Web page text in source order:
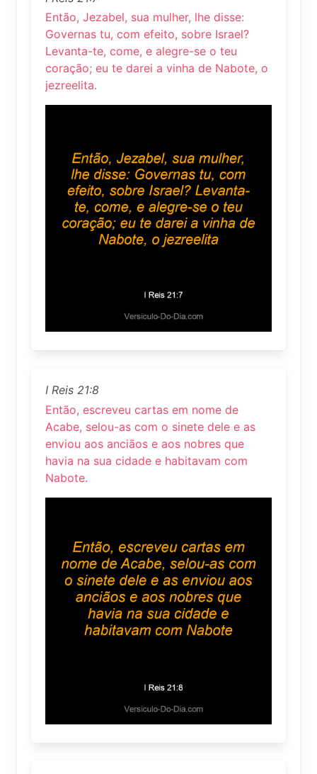
Então, Jezabel, sua mulher, lhe disse:
Governas tu, com efeito, sobre Israel?
Levanta-te, come, e alegre-se o teu
coração; eu te darei a vinha de Nabote, o
jezreelita.
I Reis 21:8
Então, escreveu cartas em nome de
Acabe, selou-as com o sinete dele e as
enviou aos anciãos e aos nobres que
havia na sua cidade e habitavam com
Nabote.